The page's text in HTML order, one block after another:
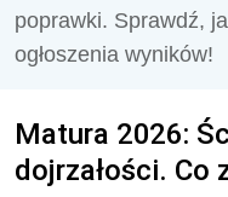
poprawki. Sprawdź,
ogłoszenia wyników!
Matura 2026:
dojrzałości. Co